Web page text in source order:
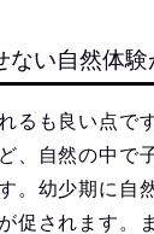
ない自然体験
るも良い点で
、自然の中で
。幼少期に自
促されます。